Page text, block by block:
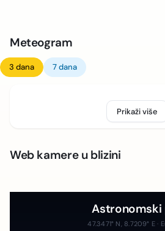
Meteogram
3 dana 7 dana
Prikaži više
Web kamere u blizini
Astronomski
47.3471° N, 8.7209° E ·